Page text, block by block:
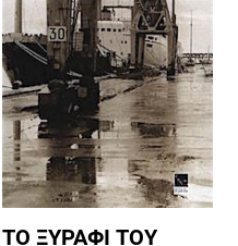
ΤΟ ΞΥΡΑΦΙ ΤΟΥ